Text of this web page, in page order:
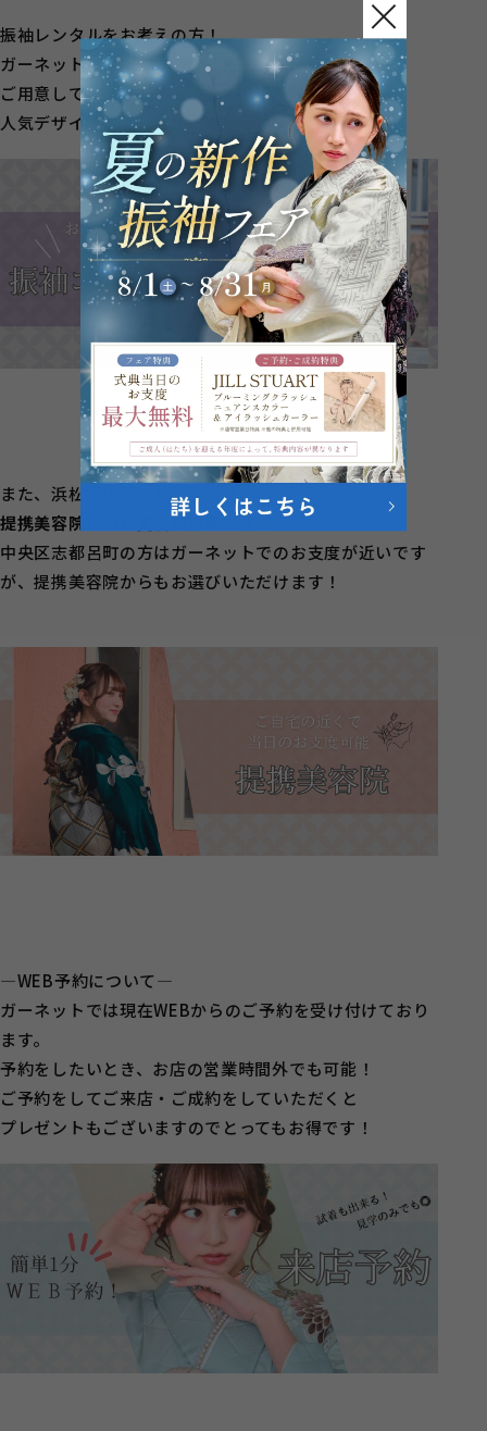
振袖レンタルをお考えの方！
ガーネットではたくさんの振袖を
ご用意してお待ちしております♪
人気デザインから、個性的な振袖まで！
また、浜松西店でのお支度の他に、
提携美容院でのお支度も可能です◎
中央区志都呂町の方はガーネットでのお支度が近いです
が、提携美容院からもお選びいただけます！
―WEB予約について―
ガーネットでは現在WEBからのご予約を受け付けており
ます。
予約をしたいとき、お店の営業時間外でも可能！
ご予約をしてご来店・ご成約をしていただくと
プレゼントもございますのでとってもお得です！